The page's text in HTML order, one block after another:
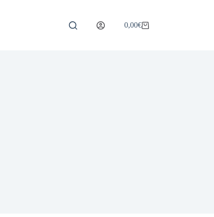
Carrello
0,00€